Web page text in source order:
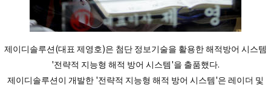
제이디솔루션(대표 제영호)은 첨단 정보기술을 활용한 해적방어 시스템
'전략적 지능형 해적 방어 시스템'을 출품했다.
제이디솔루션이 개발한 '전략적 지능형 해적 방어 시스템'은 레이더 및